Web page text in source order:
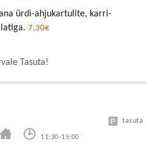
ürdi-ahjukartulite, karri-
7,30€
Tasuta!
11:30-15:00
tasuta